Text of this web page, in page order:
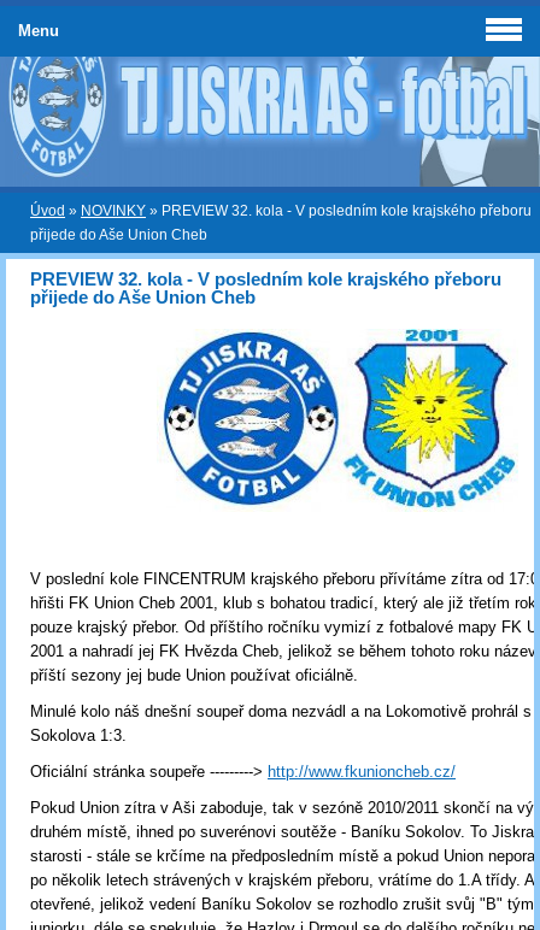
Úvod » NOVINKY » PREVIEW 32. kola - V posledním kole krajského přeboru
přijede do Aše Union Cheb
PREVIEW 32. kola - V posledním kole krajského přeboru
přijede do Aše Union Cheb
V poslední kole FINCENTRUM krajského přeboru přívítáme zítra od
hřišti FK Union Cheb 2001, klub s bohatou tradicí, který ale již třetím
pouze krajský přebor. Od příštího ročníku vymizí z fotbalové mapy FK
2001 a nahradí jej FK Hvězda Cheb, jelikož se během tohoto roku
příští sezony jej bude Union používat oficiálně.
Minulé kolo náš dnešní soupeř doma nezvádl a na Lokomotivě prohrál s
Sokolova 1:3.
Oficiální stránka soupeře ---------> http://www.fkunioncheb.cz/
Pokud Union zítra v Aši zaboduje, tak v sezóně 2010/2011 skončí na
druhém místě, ihned po suverénovi soutěže - Baníku Sokolov. To Jiskra
starosti - stále se krčíme na předposledním místě a pokud Union
po několik letech strávených v krajském přeboru, vrátíme do 1.A třídy.
otevřené, jelikož vedení Baníku Sokolov se rozhodlo zrušit svůj "B"
Menu